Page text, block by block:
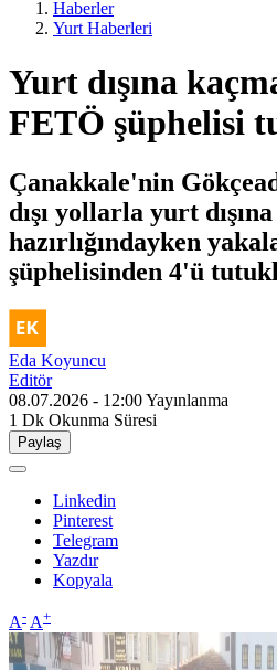
Haberler
Yurt Haberleri
Yurt dışına
FETÖ şüphelisi
Çanakkale'nin
dışı yollarla yurt dışına
hazırlığındayken
şüphelisinden 4'ü
Eda Koyuncu
Editör
08.07.2026 - 12:00Yayınlanma
1 Dk Okunma Süresi
Paylaş
Linkedin
Pinterest
Telegram
Yazdır
Kopyala
A- A+